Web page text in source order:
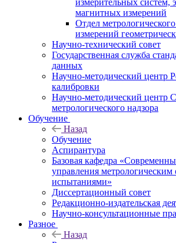
измерительных систем,
магнитных измерений
Отдел
измерений
Научно-технический совет
Государственная служба
данных
Научно-методический центр
калибровки
Научно-методический центр
метрологического надзора
Обучение
Назад
Обучение
Аспирантура
Базовая кафедра
управления метрологическим
испытаниями»
Диссертационный совет
Редакционно-издательская
Научно-консультационные
Разное
Назад